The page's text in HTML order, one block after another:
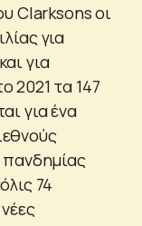
Clarksons οι
για
για
2021 τα 147
για ένα
πανδημίας
74